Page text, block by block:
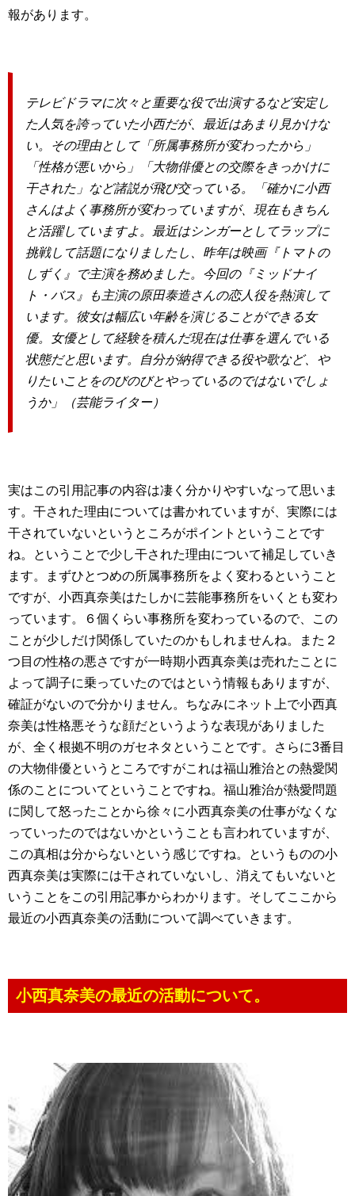
報があります。
テレビドラマに次々と重要な役で出演するなど安定し
た人気を誇っていた小西だが、最近はあまり見かけな
い。その理由として「所属事務所が変わったから」
「性格が悪いから」「大物俳優との交際をきっかけに
干された」など諸説が飛び交っている。「確かに小西
さんはよく事務所が変わっていますが、現在もきちん
と活躍していますよ。最近はシンガーとしてラップに
挑戦して話題になりましたし、昨年は映画『トマトの
しずく』で主演を務めました。今回の『ミッドナイ
ト・バス』も主演の原田泰造さんの恋人役を熱演して
います。彼女は幅広い年齢を演じることができる女
優。女優として経験を積んだ現在は仕事を選んでいる
状態だと思います。自分が納得できる役や歌など、や
りたいことをのびのびとやっているのではないでしょ
うか」（芸能ライター）
実はこの引用記事の内容は凄く分かりやすいなって思いま
す。干された理由については書かれていますが、実際には
干されていないというところがポイントということです
ね。ということで少し干された理由について補足していき
ます。まずひとつめの所属事務所をよく変わるということ
ですが、小西真奈美はたしかに芸能事務所をいくとも変わ
っています。６個くらい事務所を変わっているので、この
ことが少しだけ関係していたのかもしれませんね。また２
つ目の性格の悪さですが一時期小西真奈美は売れたことに
よって調子に乗っていたのではという情報もありますが、
確証がないので分かりません。ちなみにネット上で小西真
奈美は性格悪そうな顔だというような表現がありました
が、全く根拠不明のガセネタということです。さらに3番目
の大物俳優というところですがこれは福山雅治との熱愛関
係のことについてということですね。福山雅治が熱愛問題
に関して怒ったことから徐々に小西真奈美の仕事がなくな
っていったのではないかということも言われていますが、
この真相は分からないという感じですね。というものの小
西真奈美は実際には干されていないし、消えてもいないと
いうことをこの引用記事からわかります。そしてここから
最近の小西真奈美の活動について調べていきます。
小西真奈美の最近の活動について。